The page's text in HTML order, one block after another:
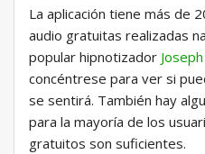
La aplicación tiene más de
audio gratuitas realizadas
popular hipnotizador
concéntrese para ver si
se sentirá. También hay
para la mayoría de los
gratuitos son suficientes.